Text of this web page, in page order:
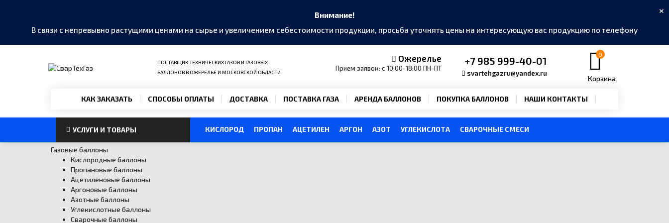
Внимание!
В связи с непревывно растущими ценами на сырье и увеличением себестоимости продукции, просьба уточнять цены на интересующую вас продукцию по телефону
×
ПОСТАВЩИК ТЕХНИЧЕСКИХ ГАЗОВ И ГАЗОВЫХ
БАЛЛОНОВ В ОЖЕРЕЛЬЕ И МОСКОВСКОЙ ОБЛАСТИ
Ожерелье
Прием заявок: с 10:00-18:00 ПН-ПТ
+7 985 999-40-01
svartehgazru@yandex.ru
0
Корзина
КАК ЗАКАЗАТЬ СПОСОБЫ ОПЛАТЫ ДОСТАВКА ПОСТАВКА ГАЗА АРЕНДА БАЛЛОНОВ ПОКУПКА БАЛЛОНОВ НАШИ КОНТАКТЫ
КИСЛОРОД ПРОПАН АЦЕТИЛЕН АРГОН АЗОТ УГЛЕКИСЛОТА СВАРОЧНЫЕ СМЕСИ
УСЛУГИ И ТОВАРЫ
Газовые баллоны
Кислородные баллоны
Пропановые баллоны
Ацетиленовые баллоны
Аргоновые баллоны
Азотные баллоны
Углекислотные баллоны
Сварочные баллоны
Написать в мессенджер ›
Telegram
@SvarTehGaz
WhatsApp
+7 985 999-40-01
Позвонить
+7 985 999-40-01